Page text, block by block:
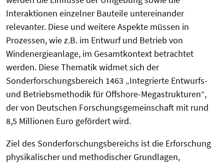
Interaktionen einzelner Bauteile untereinander
relevanter. Diese und weitere Aspekte müssen in
Prozessen, wie z.B. im Entwurf und Betrieb von
Windenergieanlage, im Gesamtkontext betrachtet
werden. Diese Thematik widmet sich der
Sonderforschungsbereich 1463 „Integrierte Entwurfs-
und Betriebsmethodik für Offshore-Megastrukturen“,
der von Deutschen Forschungsgemeinschaft mit rund
8,5 Millionen Euro gefördert wird.
Ziel des Sonderforschungsbereichs ist die Erforschung
physikalischer und methodischer Grundlagen,